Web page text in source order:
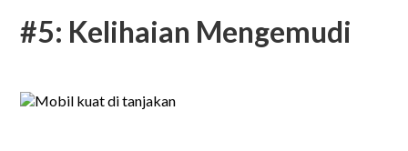
#5: Kelihaian Mengemudi